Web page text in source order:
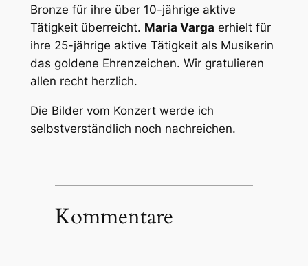
Bronze für ihre über 10-jährige aktive
Tätigkeit überreicht. Maria Varga erhielt für
ihre 25-jährige aktive Tätigkeit als Musikerin
das goldene Ehrenzeichen. Wir gratulieren
allen recht herzlich.
Die Bilder vom Konzert werde ich
selbstverständlich noch nachreichen.
Kommentare